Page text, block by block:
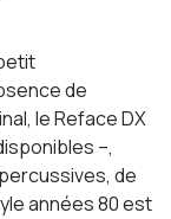
de
le Reface DX
–,
de
années 80 est